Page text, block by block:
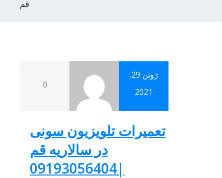
قم
ژوئن 29,
2021
0
تعمیرات تلویزیون سونی
در سالاریه قم
|09193056404